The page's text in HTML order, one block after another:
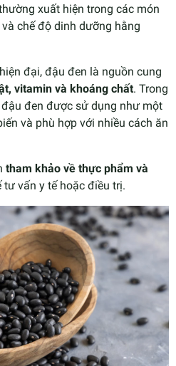
xuất hiện trong các món
chế độ dinh dưỡng hằng
đại, đậu đen là nguồn cung
vitamin và khoáng chất. Trong
đen được sử dụng như một
và phù hợp với nhiều cách ăn
tham khảo về thực phẩm và
tư vấn y tế hoặc điều trị.